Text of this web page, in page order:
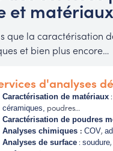
et
que la caractérisation
et bien plus encore…
d'analyses
Caractérisation de matériaux:
céramiques, poudres…
Caractérisation de poudres
Analyses chimiques : COV,
Analyses de surface: soudure,